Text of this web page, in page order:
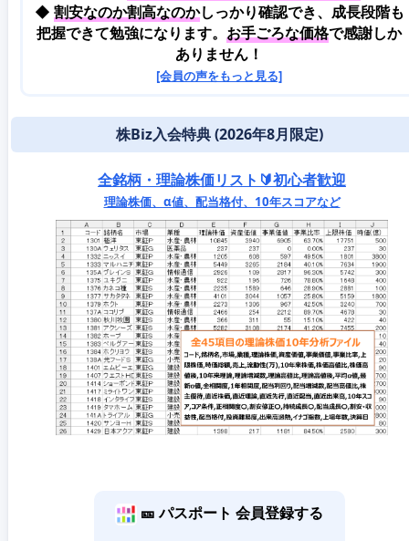
◆ 割安なのか割高なのかしっかり確認でき、成長段階も
把握できて勉強になります。 お手ごろな価格で感謝しか
ありません！
[会員の声をもっと見る]
株Biz入会特典 (2026年8月限定)
全銘柄・理論株価リスト🔰初心者歓迎
理論株価、α値、配当格付、10年スコアなど
🎫 パスポート 会員登録する